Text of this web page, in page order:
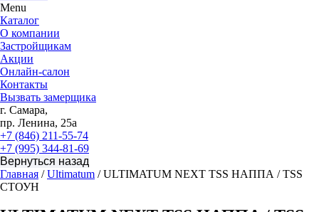
Menu
Каталог
О компании
Застройщикам
Акции
Онлайн-салон
Контакты
Вызвать замерщика
г. Самара,
пр. Ленина, 25а
+7 (846) 211-55-74
+7 (995) 344-81-69
Главная /Ultimatum / ULTIMATUM NEXT TSS НАППА / TSS
СТОУН